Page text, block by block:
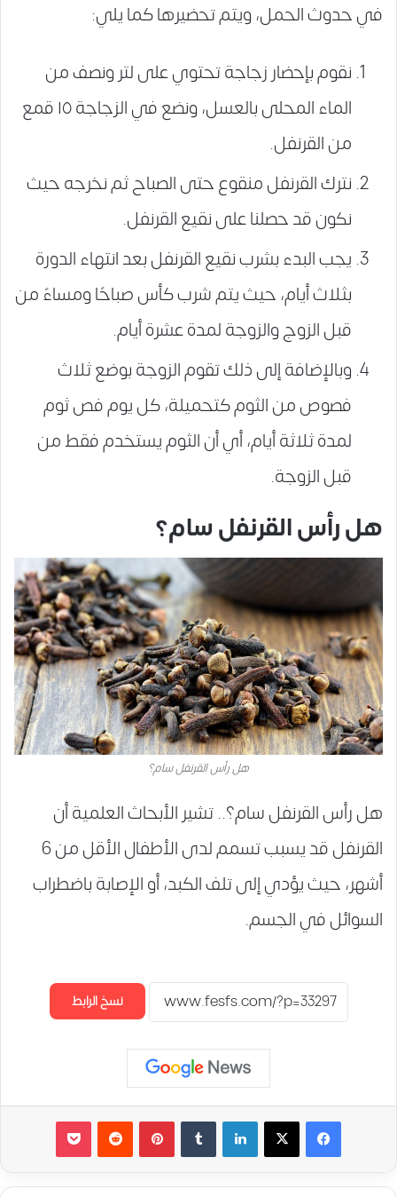
في حدوث الحمل، ويتم تحضيرها كما يلي:
نقوم بإحضار زجاجة تحتوي على لتر ونصف من
الماء المحلى بالعسل، ونضع في الزجاجة ١٥ قمع
من القرنفل.
نترك القرنفل منقوع حتى الصباح ثم نخرجه حيث
نكون قد حصلنا على نقيع القرنفل.
يجب البدء بشرب نقيع القرنفل بعد انتهاء الدورة
بثلاث أيام، حيث يتم شرب كأس صباحًا ومساءً من
قبل الزوج والزوجة لمدة عشرة أيام.
وبالإضافة إلى ذلك تقوم الزوجة بوضع ثلاث
فصوص من الثوم كتحميلة، كل يوم فص ثوم
لمدة ثلاثة أيام، أي أن الثوم يستخدم فقط من
قبل الزوجة.
هل رأس القرنفل سام؟
هل رأس القرنفل سام؟
هل رأس القرنفل سام؟.. تشير الأبحاث العلمية أن
القرنفل قد يسبب تسمم لدى الأطفال الأقل من 6
أشهر، حيث يؤدي إلى تلف الكبد، أو الإصابة باضطراب
السوائل في الجسم.
نسخ الرابط
لينكدإن بينتيريست